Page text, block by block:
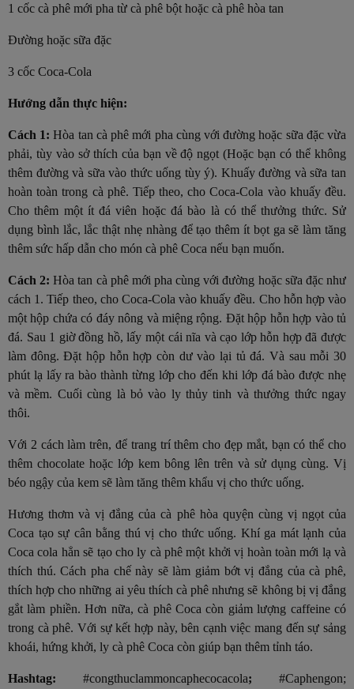
1 cốc cà phê mới pha từ cà phê bột hoặc cà phê hòa tan
Đường hoặc sữa đặc
3 cốc Coca-Cola
Hướng dẫn thực hiện:
Cách 1: Hòa tan cà phê mới pha cùng với đường hoặc sữa đặc vừa
phải, tùy vào sở thích của bạn về độ ngọt (Hoặc bạn có thể không
thêm đường và sữa vào thức uống tùy ý). Khuấy đường và sữa tan
hoàn toàn trong cà phê. Tiếp theo, cho Coca-Cola vào khuấy đều.
Cho thêm một ít đá viên hoặc đá bào là có thể thưởng thức. Sử
dụng bình lắc, lắc thật nhẹ nhàng để tạo thêm ít bọt ga sẽ làm tăng
thêm sức hấp dẫn cho món cà phê Coca nếu bạn muốn.
Cách 2:Hòa tan cà phê mới pha cùng với đường hoặc sữa đặc như
cách 1. Tiếp theo, cho Coca-Cola vào khuấy đều. Cho hỗn hợp vào
một hộp chứa có đáy nông và miệng rộng. Đặt hộp hỗn hợp vào tủ
đá. Sau 1 giờ đồng hồ, lấy một cái nĩa và cạo lớp hỗn hợp đã được
làm đông. Đặt hộp hỗn hợp còn dư vào lại tủ đá. Và sau mỗi 30
phút lạ lấy ra bào thành từng lớp cho đến khi lớp đá bào được nhẹ
và mềm. Cuối cùng là bỏ vào ly thủy tinh và thưởng thức ngay
thôi.
Với 2 cách làm trên, để trang trí thêm cho đẹp mắt, bạn có thể cho
thêm chocolate hoặc lớp kem bông lên trên và sử dụng cùng. Vị
béo ngậy của kem sẽ làm tăng thêm khẩu vị cho thức uống.
Hương thơm và vị đắng của cà phê hòa quyện cùng vị ngọt của
Coca tạo sự cân bằng thú vị cho thức uống. Khí ga mát lạnh của
Coca cola hẳn sẽ tạo cho ly cà phê một khởi vị hoàn toàn mới lạ và
thích thú. Cách pha chế này sẽ làm giảm bớt vị đắng của cà phê,
thích hợp cho những ai yêu thích cà phê nhưng sẽ không bị vị đắng
gắt làm phiền. Hơn nữa, cà phê Coca còn giảm lượng caffeine có
trong cà phê. Với sự kết hợp này, bên cạnh việc mang đến sự sảng
khoái, hứng khởi, ly cà phê Coca còn giúp bạn thêm tỉnh táo.
Hashtag: #congthuclammoncaphecocacola; #Caphengon;